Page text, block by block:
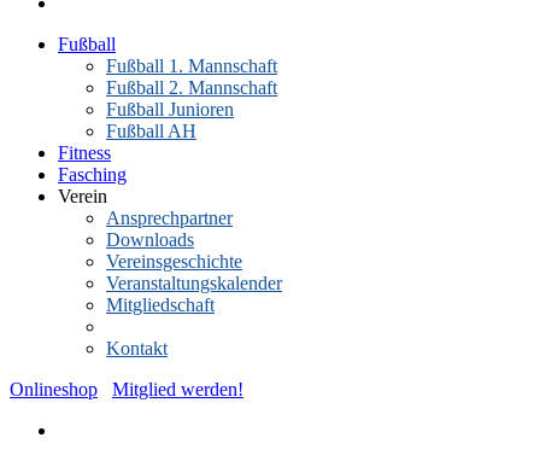
Fußball
Fußball 1. Mannschaft
Fußball 2. Mannschaft
Fußball Junioren
Fußball AH
Fitness
Fasching
Verein
Ansprechpartner
Downloads
Vereinsgeschichte
Veranstaltungskalender
Mitgliedschaft
Kontakt
Onlineshop
Mitglied werden!